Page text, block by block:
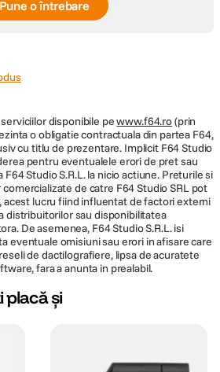
Pune o întrebare
disponibile pewww.f64.ro(prin
o obligatie contractuala din partea F64,
cu titlu de prezentare. Implicit F64 Studio
pentru eventualele erori de pret sau
Studio S.R.L. la nicio actiune. Preturile si
de catre F64 Studio SRL pot
lucru fiind influentat de factori externi
distribuitorilor sau disponibilitatea
De asemenea, F64 Studio S.R.L. isi
eventuale omisiuni sau erori in afisare care
de dactilografiere, lipsa de acuratete
fara a anunta in prealabil.
placă și